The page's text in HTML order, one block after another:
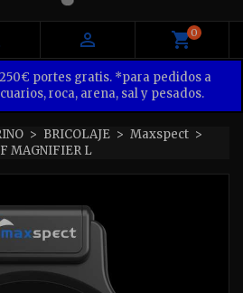
 0
portes gratis. *para pedidos a
roca, arena, sal y pesados.
BRICOLAJE
Maxspect
MAGNIFIER L